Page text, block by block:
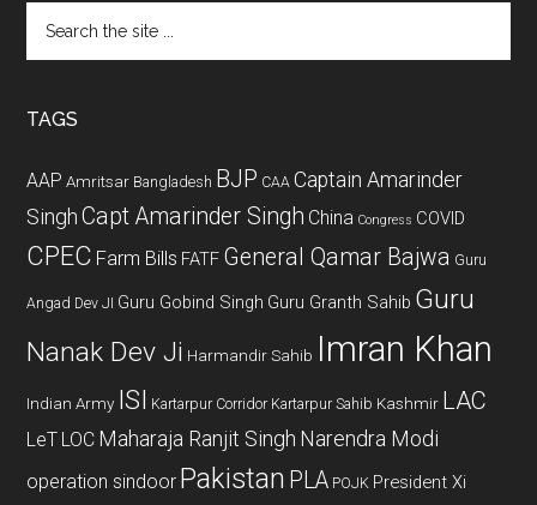
the
TAGS
AAP Amritsar Bangladesh BJP CAA Captain Amarinder
Singh Capt Amarinder Singh China Congress COVID
CPEC Farm Bills FATF General Qamar Bajwa Guru
Angad Dev JI Guru Gobind Singh Guru Granth Sahib Guru
Nanak Dev Ji Harmandir Sahib Imran Khan
Indian Army ISI Kartarpur Corridor Kartarpur Sahib Kashmir LAC
LeT LOC Maharaja Ranjit Singh Narendra Modi
operation sindoor Pakistan PLA POJK President Xi